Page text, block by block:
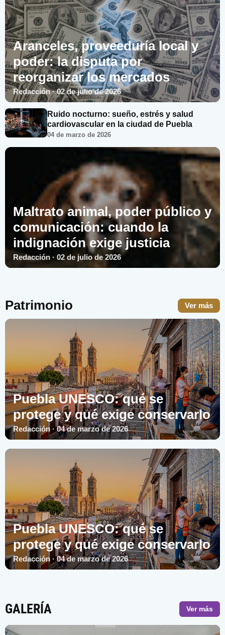
Aranceles, proveeduría local y
poder: la disputa por
reorganizar los mercados
Redacción · 02 de julio de 2026
Ruido nocturno: sueño, estrés y salud
cardiovascular en la ciudad de Puebla
04 de marzo de 2026
Maltrato animal, poder público y
comunicación: cuando la
indignación exige justicia
Redacción · 02 de julio de 2026
Patrimonio Ver más
Puebla UNESCO: qué se
protege y qué exige conservarlo
Redacción · 04 de marzo de 2026
Puebla UNESCO: qué se
protege y qué exige conservarlo
Redacción · 04 de marzo de 2026
GALERÍA Ver más